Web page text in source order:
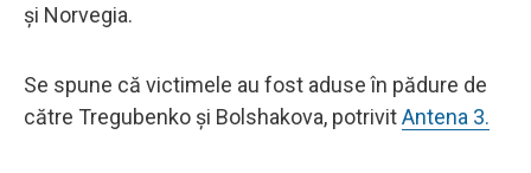
și Norvegia.
Se spune că victimele au fost aduse în pădure de
către Tregubenko și Bolshakova, potrivitAntena 3.